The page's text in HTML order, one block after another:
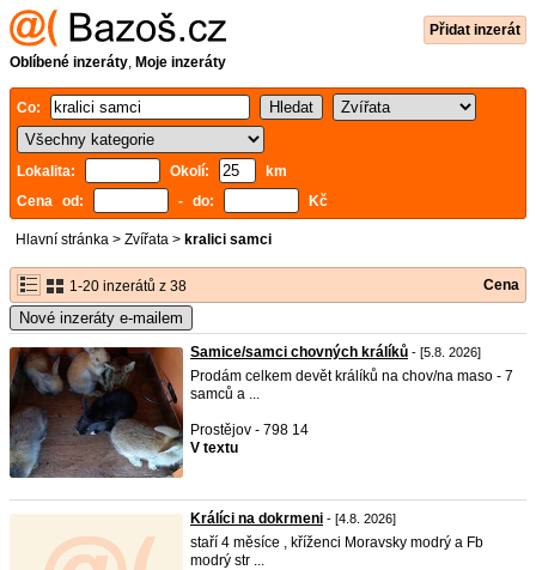
Přidat inzerát
Oblíbené inzeráty, Moje inzeráty
Co:
Lokalita: Okolí:
km
Cena od:
- do: Kč
Hlavní stránka > Zvířata > kralici samci
1-20 inzerátů z 38 Cena
Nové inzeráty e-mailem
Samice/samci chovných králíků - [5.8. 2026]
Prodám celkem devět králíků na chov/na maso - 7
samců a ...
Prostějov - 798 14
V textu
Králíci na dokrmeni - [4.8. 2026]
staří 4 měsíce , kříženci Moravsky modrý a Fb
modrý str ...